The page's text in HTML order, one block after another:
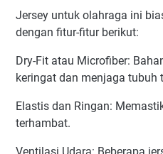
Jersey untuk olahraga ini
dengan fitur-fitur berikut:
Dry-Fit atau Microfiber:
keringat dan menjaga tubuh
Elastis dan Ringan:
terhambat.
Ventilasi Udara: Beberapa